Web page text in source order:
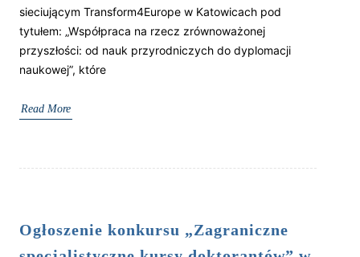
sieciującym Transform4Europe w Katowicach pod
tytułem: „Współpraca na rzecz zrównoważonej
przyszłości: od nauk przyrodniczych do dyplomacji
naukowej”, które
Read More
Ogłoszenie konkursu „Zagraniczne